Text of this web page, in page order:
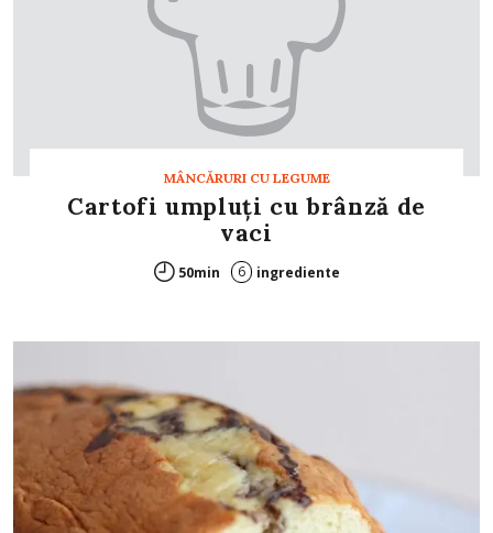
MÂNCĂRURI CU LEGUME
Cartofi umpluţi cu brânză de
vaci
50min 6 ingrediente